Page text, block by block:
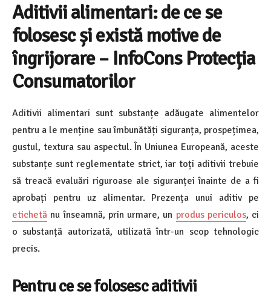
Aditivii alimentari: de ce se
folosesc și există motive de
îngrijorare – InfoCons Protecția
Consumatorilor
Aditivii alimentari sunt substanțe adăugate alimentelor
pentru a le menține sau îmbunătăți siguranța, prospețimea,
gustul, textura sau aspectul. În Uniunea Europeană, aceste
substanțe sunt reglementate strict, iar toți aditivii trebuie
să treacă evaluări riguroase ale siguranței înainte de a fi
aprobați pentru uz alimentar. Prezența unui aditiv pe
etichetă nu înseamnă, prin urmare, un produs periculos, ci
o substanță autorizată, utilizată într-un scop tehnologic
precis.
Pentru ce se folosesc aditivii